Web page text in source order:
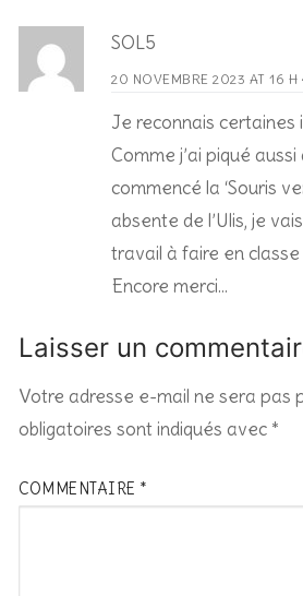
SOL5
20 NOVEMBRE 2023 AT 16 H
Je reconnais certaines
Comme j’ai piqué aussi
commencé la ‘Souris
absente de l’Ulis, je
travail à faire en
Encore merci…
Laisser un
Votre adresse e-mail ne sera pas
obligatoires sont indiqués avec *
COMMENTAIRE *